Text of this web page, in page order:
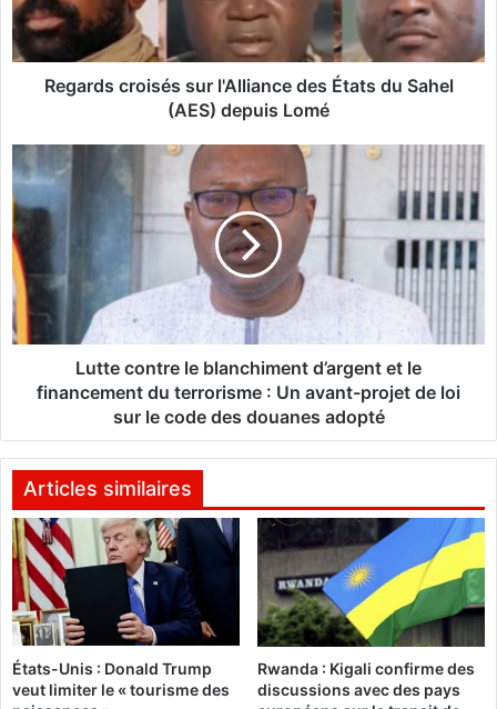
s
c
r
é
s
s
u
r
l
'
A
l
c
e
s
É
a
s
d
Regards croisés sur l'Alliance des États du Sahel
(AES) depuis Lomé
u
t
t
e
c
o
n
t
b
n
c
h
m
n
t
Lutte contre le blanchiment d’argent et le
financement du terrorisme : Un avant-projet de loi
sur le code des douanes adopté
Articles similaires
États-Unis : Donald Trump
veut limiter le « tourisme des
Rwanda : Kigali confirme des
discussions avec des pays